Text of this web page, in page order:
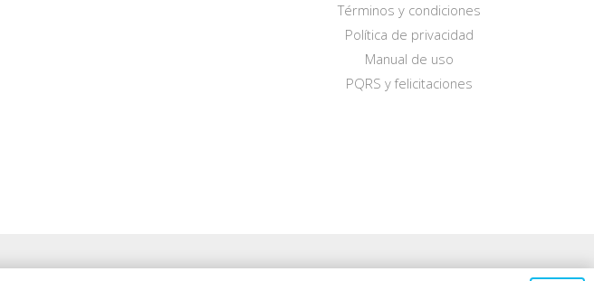
Términos y condiciones
Política de privacidad
Manual de uso
PQRS y felicitaciones